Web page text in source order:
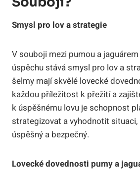
Smysl pro lov a strategie
V souboji mezi pumou a
úspěchu stává smysl pro lov a
šelmy mají skvělé lovecké
každou příležitost k přežití a
k úspěšnému lovu je schopnost
strategizovat a vyhodnotit situaci,
úspěšný a bezpečný.
Lovecké dovednosti pumy a